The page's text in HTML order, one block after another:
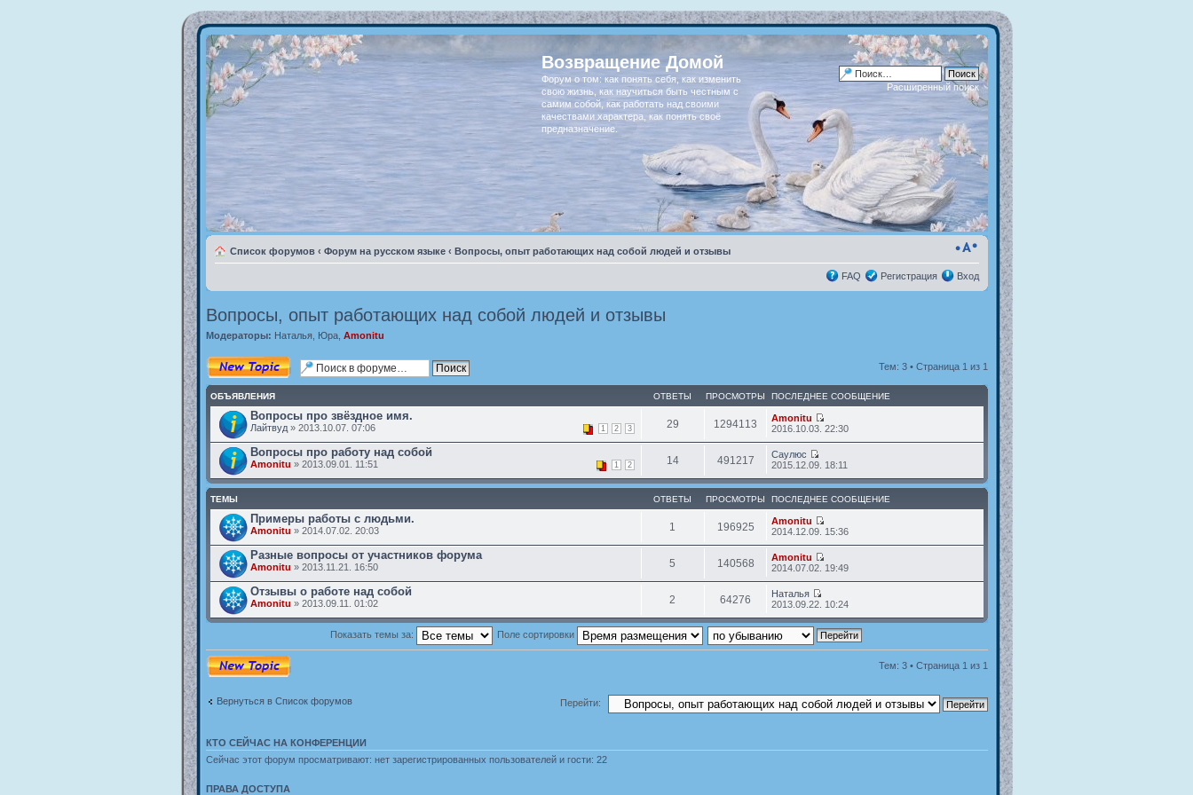
Возвращение Домой
Форум о том: как понять себя, как изменить
свою жизнь, как научиться быть честным с
самим собой, как работать над своими
качествами характера, как понять своё
предназначение.
Расширенный поиск
Список форумов ‹ Форум на русском языке ‹ Вопросы, опыт работающих над собой людей и отзывы
FAQ Регистрация Вход
Вопросы, опыт работающих над собой людей и отзывы
Модераторы: Наталья, Юра, Amonitu
Новая тема Тем: 3 • Страница 1 из 1
ОБЪЯВЛЕНИЯ ОТВЕТЫ ПРОСМОТРЫ ПОСЛЕДНЕЕ СООБЩЕНИЕ
Вопросы про звёздное имя.
1 2 3
Лайтвуд» 2013.10.07. 07:06 29 1294113
Amonitu
2016.10.03. 22:30
Вопросы про работу над собой
1 2
Amonitu » 2013.09.01. 11:51 14 491217
Саулюс
2015.12.09. 18:11
ТЕМЫ ОТВЕТЫ ПРОСМОТРЫ ПОСЛЕДНЕЕ СООБЩЕНИЕ
Примеры работы с людьми.
Amonitu » 2014.07.02. 20:03 1 196925
Amonitu
2014.12.09. 15:36
Разные вопросы от участников форума
Amonitu » 2013.11.21. 16:50 5 140568
Amonitu
2014.07.02. 19:49
Отзывы о работе над собой
Amonitu » 2013.09.11. 01:02 2 64276
Наталья
2013.09.22. 10:24
Показать темы за: Поле сортировки
Новая тема Тем: 3 • Страница 1 из 1
Вернуться в Список форумов Перейти:
КТО СЕЙЧАС НА КОНФЕРЕНЦИИ
Сейчас этот форум просматривают: нет зарегистрированных пользователей и гости: 22
ПРАВА ДОСТУПА